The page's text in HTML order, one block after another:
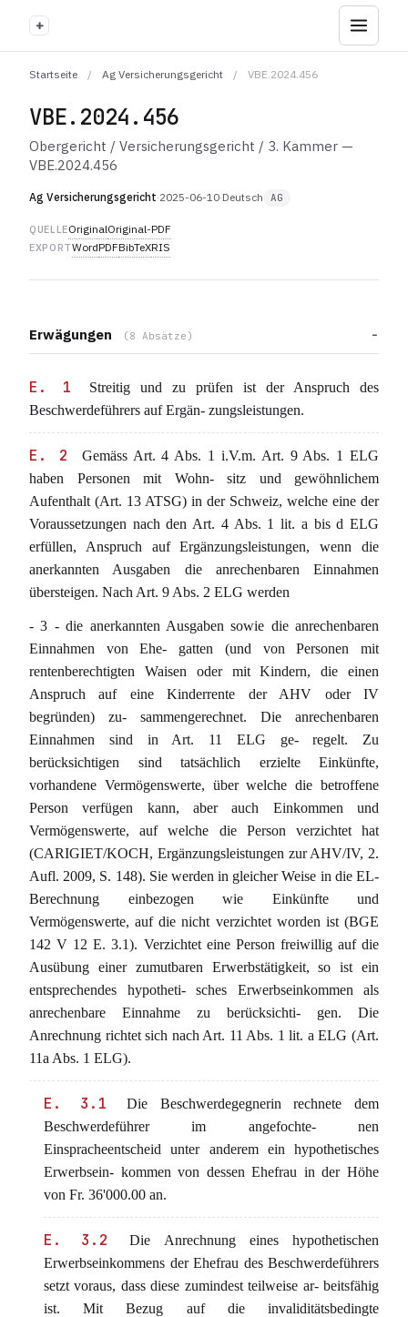
+
Startseite / Ag Versicherungsgericht / VBE.2024.456
VBE.2024.456
Obergericht / Versicherungsgericht / 3. Kammer —
VBE.2024.456
Ag Versicherungsgericht·2025-06-10·Deutsch AG
QUELLEOriginalOriginal-PDF
EXPORTWordPDFBibTeXRIS
Erwägungen (8 Absätze)
E. 1
Streitig und zu prüfen ist der Anspruch des
Beschwerdeführers auf Ergän- zungsleistungen.
E. 2
Gemäss Art. 4 Abs. 1 i.V.m. Art. 9 Abs. 1 ELG
haben Personen mit Wohn- sitz und gewöhnlichem
Aufenthalt (Art. 13 ATSG) in der Schweiz, welche eine der
Voraussetzungen nach den Art. 4 Abs. 1 lit. a bis d ELG
erfüllen, Anspruch auf Ergänzungsleistungen, wenn die
anerkannten Ausgaben die anrechenbaren Einnahmen
übersteigen. Nach Art. 9 Abs. 2 ELG werden
- 3 - die anerkannten Ausgaben sowie die anrechenbaren
Einnahmen von Ehe- gatten (und von Personen mit
rentenberechtigten Waisen oder mit Kindern, die einen
Anspruch auf eine Kinderrente der AHV oder IV
begründen) zu- sammengerechnet. Die anrechenbaren
Einnahmen sind in Art. 11 ELG ge- regelt. Zu
berücksichtigen sind tatsächlich erzielte Einkünfte,
vorhandene Vermögenswerte, über welche die betroffene
Person verfügen kann, aber auch Einkommen und
Vermögenswerte, auf welche die Person verzichtet hat
(CARIGIET/KOCH, Ergänzungsleistungen zur AHV/IV, 2.
Aufl. 2009, S. 148). Sie werden in gleicher Weise in die EL-
Berechnung einbezogen wie Einkünfte und
Vermögenswerte, auf die nicht verzichtet worden ist (BGE
142 V 12 E. 3.1). Verzichtet eine Person freiwillig auf die
Ausübung einer zumutbaren Erwerbstätigkeit, so ist ein
entsprechendes hypotheti- sches Erwerbseinkommen als
anrechenbare Einnahme zu berücksichti- gen. Die
Anrechnung richtet sich nach Art. 11 Abs. 1 lit. a ELG (Art.
11a Abs. 1 ELG).
E. 3.1
Die Beschwerdegegnerin rechnete dem
Beschwerdeführer im angefochte- nen
Einspracheentscheid unter anderem ein hypothetisches
Erwerbsein- kommen von dessen Ehefrau in der Höhe
von Fr. 36'000.00 an.
E. 3.2
Die Anrechnung eines hypothetischen
Erwerbseinkommens der Ehefrau des Beschwerdeführers
setzt voraus, dass diese zumindest teilweise ar- beitsfähig
ist. Mit Bezug auf die invaliditätsbedingte